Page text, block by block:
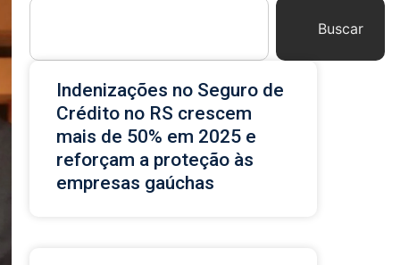
Buscar
Indenizações no Seguro de
Crédito no RS crescem
mais de 50% em 2025 e
reforçam a proteção às
empresas gaúchas